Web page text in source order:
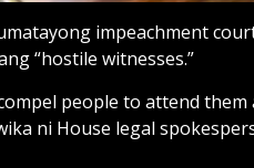
impeachment
“hostile witnesses.”
people to attend
ni House legal